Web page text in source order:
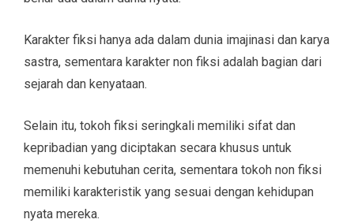
Karakter fiksi hanya ada dalam dunia imajinasi dan karya
sastra, sementara karakter non fiksi adalah bagian dari
sejarah dan kenyataan.
Selain itu, tokoh fiksi seringkali memiliki sifat dan
kepribadian yang diciptakan secara khusus untuk
memenuhi kebutuhan cerita, sementara tokoh non fiksi
memiliki karakteristik yang sesuai dengan kehidupan
nyata mereka.